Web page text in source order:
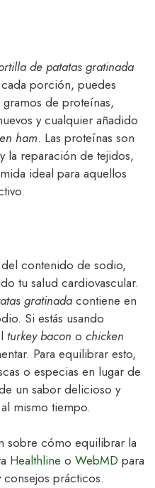
de patatas gratinada
porción, puedes
de proteínas,
y cualquier añadido
ham. Las proteínas son
la reparación de tejidos,
ideal para aquellos
contenido de sodio,
tu salud cardiovascular.
gratinada contiene en
Si estás usando
turkey bacon o chicken
Para equilibrar esto,
o especias en lugar de
un sabor delicioso y
mismo tiempo.
sobre cómo equilibrar la
Healthline o WebMD para
prácticos.